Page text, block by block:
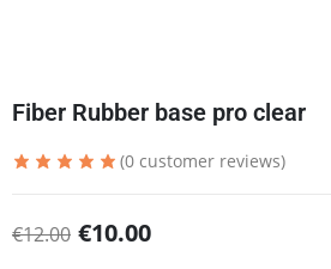
Fiber Rubber base pro clear
(0 customer reviews)
€12.00 €10.00